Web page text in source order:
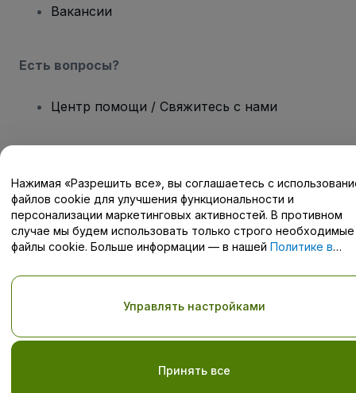
Вакансии
Есть вопросы?
Центр помощи / Свяжитесь с нами
Авторские права © viagogo GmbH 2026 Сведения о компании
Использование данного веб-сайта означает принятиеУсловий
и положений, а также Политики конфиденциальности,
Политики в отношении файлов cookie, иПолитики
конфиденциальности для мобильных устройств
настройки конфиденциальности
Нажимая «Разрешить все», вы соглашаетесь с
файлов cookie для улучшения функциональности и
персонализации маркетинговых активностей. В противном
случае мы будем использовать только строго необходимые
файлы cookie. Больше информации — в нашей Политике в
Принять все
Управлять настройками